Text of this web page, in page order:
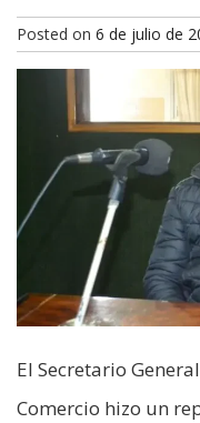
Posted on 6 de julio de
El Secretario
Comercio hizo un